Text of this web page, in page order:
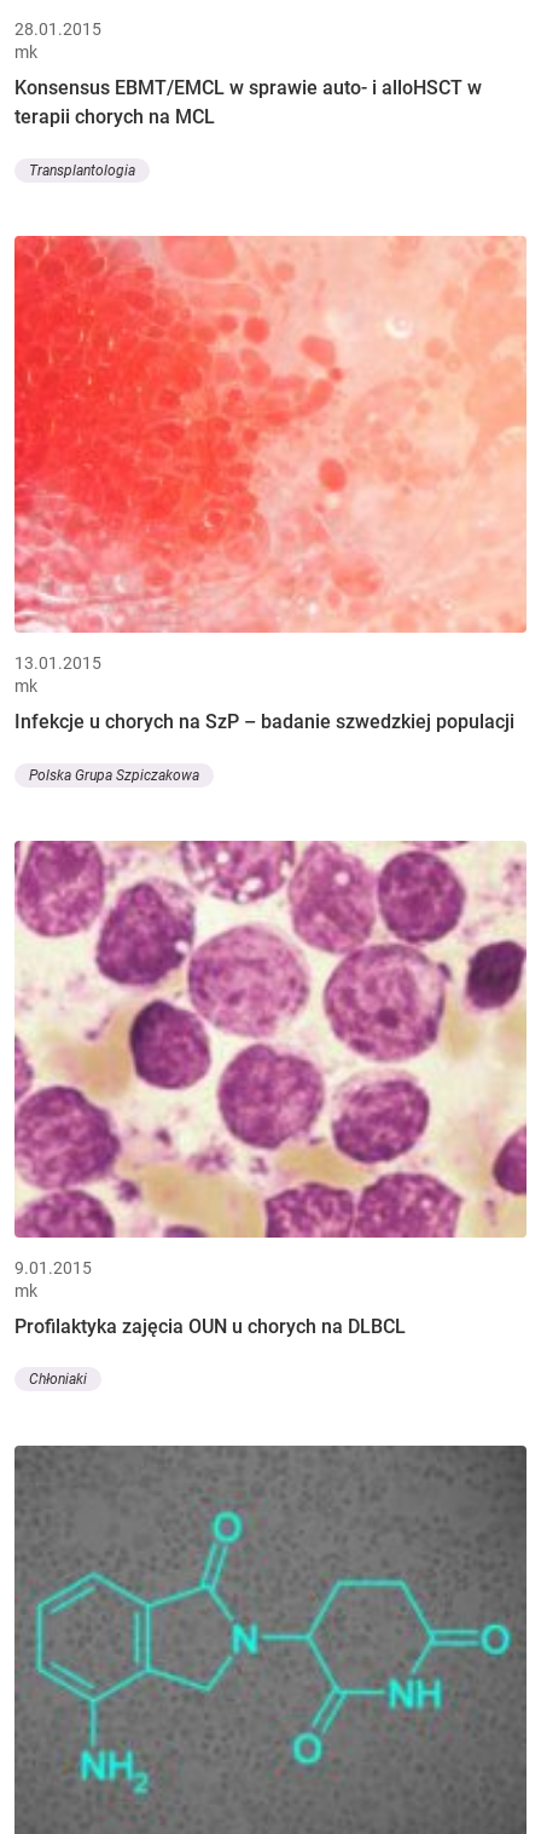
28.01.2015
mk
Konsensus EBMT/EMCL w sprawie auto- i alloHSCT w
terapii chorych na MCL
Transplantologia
13.01.2015
mk
Infekcje u chorych na SzP – badanie szwedzkiej populacji
Polska Grupa Szpiczakowa
9.01.2015
mk
Profilaktyka zajęcia OUN u chorych na DLBCL
Chłoniaki